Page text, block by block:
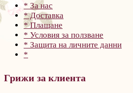
* За нас
* Доставка
* Плащане
* Условия за ползване
* Защита на личните данни
*
Грижи за клиента